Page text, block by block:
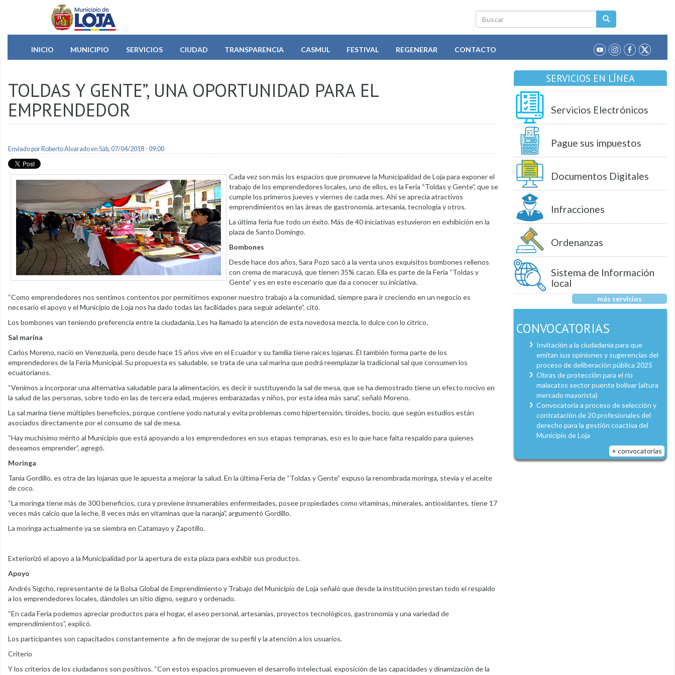
Pasar al contenido principal
Buscar
INICIO
MUNICIPIO SERVICIOS CIUDAD TRANSPARENCIA CASMUL FESTIVAL REGENERAR CONTACTO
TOLDAS Y GENTE”, UNA OPORTUNIDAD PARA EL
EMPRENDEDOR
Enviado por Roberto Alvaradoen Sáb, 07/04/2018 - 09:00
Cada vez son más los espacios que promueve la Municipalidad de Loja para exponer el
trabajo de los emprendedores locales, uno de ellos, es la Feria “Toldas y Gente”, que se
cumple los primeros jueves y viernes de cada mes. Ahí se aprecia atractivos
emprendimientos en las áreas de gastronomía, artesanía, tecnología y otros.
La última feria fue todo un éxito. Más de 40 iniciativas estuvieron en exhibición en la
plaza de Santo Domingo.
Bombones
Desde hace dos años, Sara Pozo sacó a la venta unos exquisitos bombones rellenos
con crema de maracuyá, que tienen 35% cacao. Ella es parte de la Feria “Toldas y
Gente” y es en este escenario que da a conocer su iniciativa.
“Como emprendedores nos sentimos contentos por permitirnos exponer nuestro trabajo a la comunidad, siempre para ir creciendo en un negocio es
necesario el apoyo y el Municipio de Loja nos ha dado todas las facilidades para seguir adelante”, citó.
Los bombones van teniendo preferencia entre la ciudadanía. Les ha llamado la atención de esta novedosa mezcla, lo dulce con lo cítrico.
Sal marina
Carlos Moreno, nació en Venezuela, pero desde hace 15 años vive en el Ecuador y su familia tiene raíces lojanas. Él también forma parte de los
emprendedores de la Feria Municipal. Su propuesta es saludable, se trata de una sal marina que podrá reemplazar la tradicional sal que consumen los
ecuatorianos.
“Venimos a incorporar una alternativa saludable para la alimentación, es decir ir sustituyendo la sal de mesa, que se ha demostrado tiene un efecto nocivo en
la salud de las personas, sobre todo en las de tercera edad, mujeres embarazadas y niños, por esta idea más sana”, señaló Moreno.
La sal marina tiene múltiples beneficios, porque contiene yodo natural y evita problemas como hipertensión, tiroides, bocio, que según estudios están
asociados directamente por el consumo de sal de mesa.
“Hay muchísimo mérito al Municipio que está apoyando a los emprendedores en sus etapas tempranas, eso es lo que hace falta respaldo para quienes
deseamos emprender”, agregó.
Moringa
Tania Gordillo, es otra de las lojanas que le apuesta a mejorar la salud. En la última Feria de “Toldas y Gente” expuso la renombrada moringa, stevia y el aceite
de coco.
“La moringa tiene más de 300 beneficios, cura y previene innumerables enfermedades, posee propiedades como vitaminas, minerales, antioxidantes, tiene 17
veces más calcio que la leche, 8 veces más en vitaminas que la naranja”, argumentó Gordillo.
La moringa actualmente ya se siembra en Catamayo y Zapotillo.
Exteriorizó el apoyo a la Municipalidad por la apertura de esta plaza para exhibir sus productos.
Apoyo
Andrés Sigcho, representante de la Bolsa Global de Emprendimiento y Trabajo del Municipio de Loja señaló que desde la institución prestan todo el respaldo
a los emprendedores locales, dándoles un sitio digno, seguro y ordenado.
“En cada Feria podemos apreciar productos para el hogar, el aseo personal, artesanías, proyectos tecnológicos, gastronomía y una variedad de
emprendimientos”, explicó.
Los participantes son capacitados constantemente a fin de mejorar de su perfil y la atención a los usuarios.
Criterio
Y los criterios de los ciudadanos son positivos. “Con estos espacios promueven el desarrollo intelectual, exposición de las capacidades y dinamización de la
SERVICIOS EN LÍNEA
Servicios Electrónicos
Pague sus impuestos
Documentos Digitales
Infracciones
Ordenanzas
Sistema de Información
local
más servicios
CONVOCATORIAS
Invitación a la ciudadanía para que
emitan sus opiniones y sugerencias del
proceso de deliberación pública 2025
Obras de protección para el río
malacatos sector puente bolívar (altura
mercado mayorista)
Convocatoria a proceso de selección y
contratación de 20 profesionales del
derecho para la gestión coactiva del
Municipio de Loja
+ convocatorias